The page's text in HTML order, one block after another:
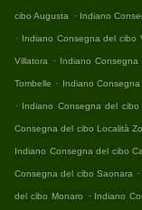
cibo Augusta . Indiano
. Indiano Consegna del cibo
Villatora . Indiano
Tombelle . Indiano
. Indiano Consegna del cibo
Consegna del cibo Località
Indiano Consegna del cibo
Consegna del cibo Saonara .
del cibo Monaro . Indiano